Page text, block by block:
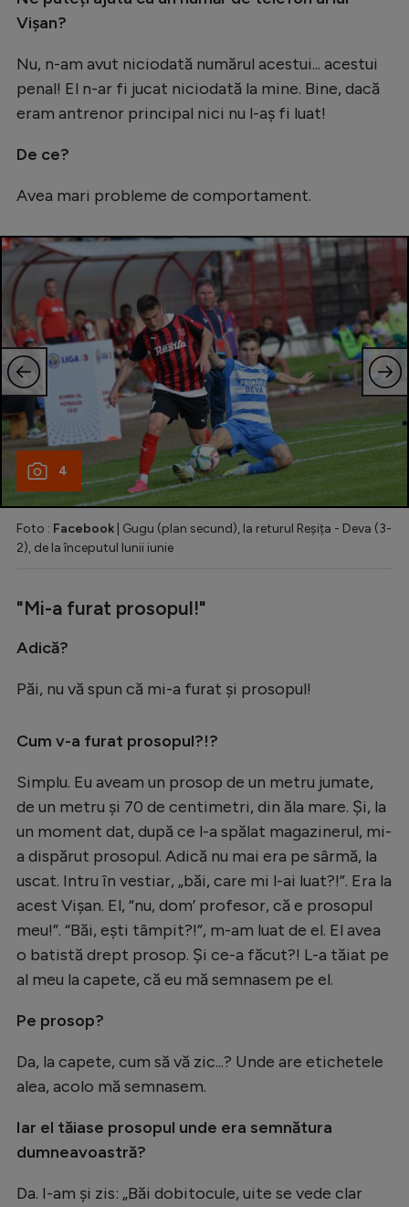
Vișan?
Nu, n-am avut niciodată numărul acestui... acestui
penal! El n-ar fi jucat niciodată la mine. Bine, dacă
eram antrenor principal nici nu l-aș fi luat!
De ce?
Avea mari probleme de comportament.
4
Foto : Facebook | Gugu (plan secund), la returul Reșița - Deva (3-
2), de la începutul lunii iunie
"Mi-a furat prosopul!"
Adică?
Păi, nu vă spun că mi-a furat și prosopul!
Cum v-a furat prosopul?!?
Simplu. Eu aveam un prosop de un metru jumate,
de un metru și 70 de centimetri, din ăla mare. Și, la
un moment dat, după ce l-a spălat magazinerul, mi-
a dispărut prosopul. Adică nu mai era pe sârmă, la
uscat. Intru în vestiar, „băi, care mi l-ai luat?!”. Era la
acest Vișan. El, “nu, dom’ profesor, că e prosopul
meu!”. “Băi, ești tâmpit?!”, m-am luat de el. El avea
o batistă drept prosop. Și ce-a făcut?! L-a tăiat pe
al meu la capete, că eu mă semnasem pe el.
Pe prosop?
Da, la capete, cum să vă zic...? Unde are etichetele
alea, acolo mă semnasem.
Iar el tăiase prosopul unde era semnătura
dumneavoastră?
Da. I-am și zis: „Băi dobitocule, uite se vede clar